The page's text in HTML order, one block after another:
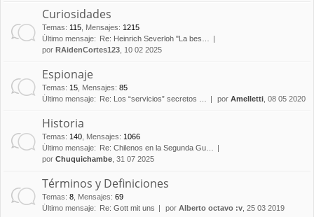
Curiosidades
Temas: 115 Mensajes: 1215
Último mensaje:
Re: Heinrich Severloh "La bes…
por RAidenCortes123 , 10 02 2025
Espionaje
Temas: 15 Mensajes: 85
Último mensaje:
Re: Los “servicios” secretos … por Amelletti , 08 05 2020
Historia
Temas: 140 Mensajes: 1066
Último mensaje:
Re: Chilenos en la Segunda Gu…
por Chuquichambe , 31 07 2025
Términos y Definiciones
Temas: 8 Mensajes: 69
Último mensaje:
Re: Gott mit uns por Alberto octavo :v , 25 03 2019